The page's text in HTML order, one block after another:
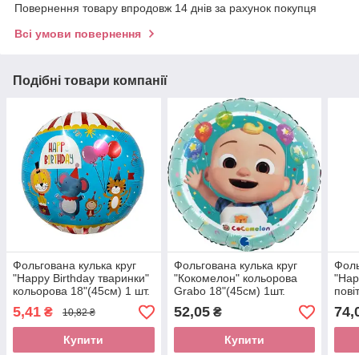
Повернення товару впродовж 14 днів за рахунок покупця
Всі умови повернення
Подібні товари компанії
Фольгована кулька круг
"Happy Birthday тваринки"
кольорова 18"(45см) 1 шт.
5,41 ₴ 10,82 ₴
Купити
Фольгована кулька круг
"Кокомелон" кольорова
Grabo 18"(45см) 1шт.
52,05₴
Купити